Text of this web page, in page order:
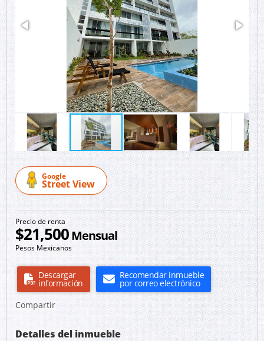
Google
Street View
Precio de renta
$21,500Mensual
Pesos Mexicanos
Descargar
información
Recomendar inmueble
por correo electrónico
Compartir
Detalles del inmueble